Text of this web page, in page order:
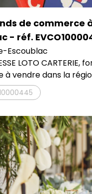
de commerce
- réf.
Escoublac
LOTO CARTERIE,
vendre dans la région